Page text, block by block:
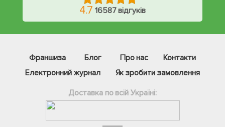
4.7 16587 відгуків
Франшиза Блог Про нас
Контакти
Електронний журнал
Як зробити замовлення
Доставка по всій Україні: